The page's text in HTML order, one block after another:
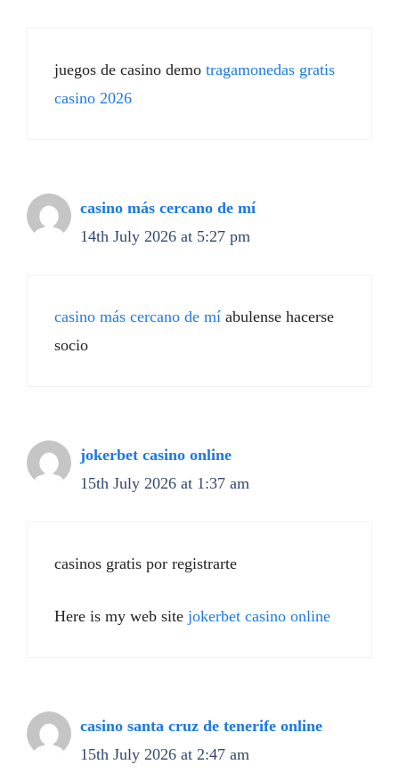
juegos de casino demo tragamonedas gratis
casino 2026
casino más cercano de mí
14th July 2026 at 5:27 pm
casino más cercano de mí abulense hacerse
socio
jokerbet casino online
15th July 2026 at 1:37 am
casinos gratis por registrarte
Here is my web site jokerbet casino online
casino santa cruz de tenerife online
15th July 2026 at 2:47 am